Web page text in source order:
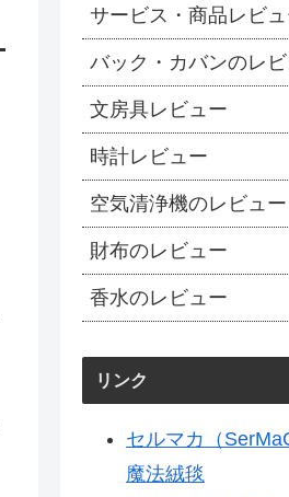
サービス・商品レビ
バック・カバンのレ
文房具レビュー
時計レビュー
空気清浄機のレビュー
財布のレビュー
香水のレビュー
リンク
セルマカ（
魔法絨毯